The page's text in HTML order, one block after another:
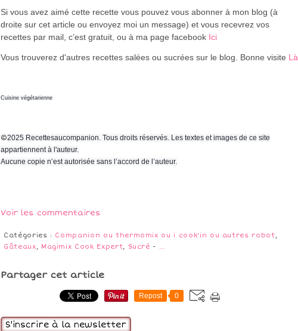
Si vous avez aimé cette recette vous pouvez vous abonner à mon blog (à
droite sur cet article ou envoyez moi un message) et vous recevrez vos
recettes par mail, c’est gratuit , ou à ma page facebook Ici
Vous trouverez d'autres recettes salées ou sucrées sur le blog. Bonne visite Là
Cuisine végétarienne
©2025 Recettesaucompanion. Tous droits réservés. Les textes et images de ce site
appartiennent à l'auteur.
Aucune copie n’est autorisée sans l’accord de l’auteur.
Voir les commentaires
Catégories : Companion ou thermomix ou i cook'in ou autres robot,
Gâteaux, Magimix Cook Expert, Sucré - …
Partager cet article
Repost 0
S'inscrire à la newsletter